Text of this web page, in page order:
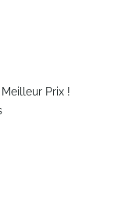
Prix !